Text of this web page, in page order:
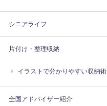
シニアライフ
片付け・整理収納
イラストで分かりやすい収納術
全国アドバイザー紹介